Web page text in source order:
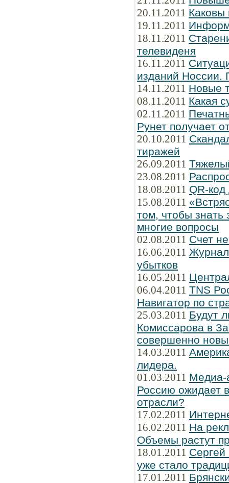
20.11.2011 Каковы
19.11.2011
18.11.2011
телевиденя
16.11.2011
изданий Hоссии.
14.11.2011 Новые
08.11.2011 Какая
02.11.2011
Рунет получает
20.10.2011
тиражей
26.09.2011
23.08.2011
18.08.2011 QR-код
15.08.2011
том, чтобы знать
многие вопросы
02.08.2011 Счет
16.06.2011 Журнал
убытков
16.05.2011
06.04.2011 TNS
Навигатор по
25.03.2011 Будут
Комиссарова в
совершенно
14.03.2011
лидера.
01.03.2011 Медиа-
Россию ожидает
отрасли?
17.02.2011
16.02.2011 На
Объемы растут
18.01.2011 Сергей
уже стало
17.01.2011